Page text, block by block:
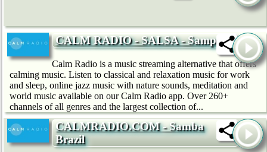
CALM RADIO - SALSA - Sampler
Calm Radio is a music streaming alternative that offers
calming music. Listen to classical and relaxation music for work
and sleep, online jazz music with nature sounds, meditation and
world music available on our Calm Radio app. Over 260+
channels of all genres and the largest collection of...
CALMRADIO.COM - Samba
Brazil